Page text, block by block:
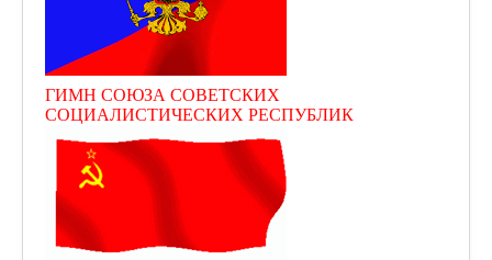
ГИМН СОЮЗА СОВЕТСКИХ
СОЦИАЛИСТИЧЕСКИХ РЕСПУБЛИК